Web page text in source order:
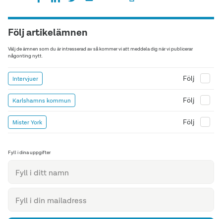
Följ artikelämnen
Välj de ämnen som du är intresserad av så kommer vi att meddela dig när vi publicerar
någonting nytt.
Intervjuer Följ
Karlshamns kommun Följ
Mister York Följ
Fyll i dina uppgifter